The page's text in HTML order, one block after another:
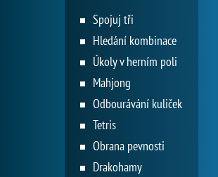
Spojuj tři
Hledání kombinace
Úkoly v herním poli
Mahjong
Odbourávání kuliček
Tetris
Obrana pevnosti
Drakohamy